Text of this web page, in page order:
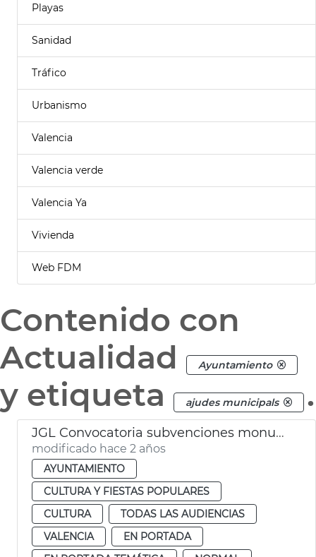
Playas
Sanidad
Tráfico
Urbanismo
Valencia
Valencia verde
Valencia Ya
Vivienda
Web FDM
Contenido con
Actualidad
Ayuntamiento
y etiqueta ajudes municipals .
JGL Convocatoria subvenciones monumentos falleros 2024
modificado hace 2 años
AYUNTAMIENTO
CULTURA Y FIESTAS POPULARES
CULTURA
TODAS LAS AUDIENCIAS
VALENCIA
EN PORTADA